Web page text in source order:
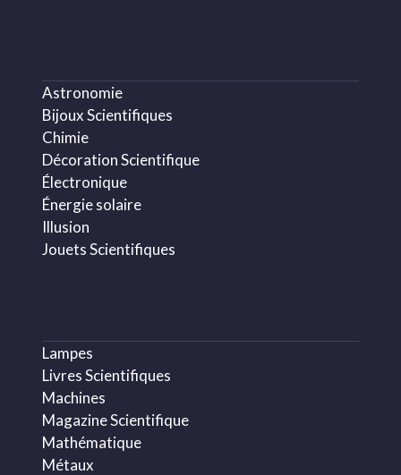
Astronomie
Bijoux Scientifiques
Chimie
Décoration Scientifique
Électronique
Énergie solaire
Illusion
Jouets Scientifiques
Lampes
Livres Scientifiques
Machines
Magazine Scientifique
Mathématique
Métaux